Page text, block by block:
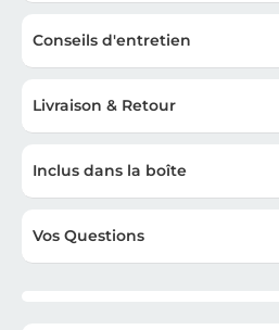
Conseils d'entretien
Livraison & Retour
Inclus dans la boîte
Vos Questions